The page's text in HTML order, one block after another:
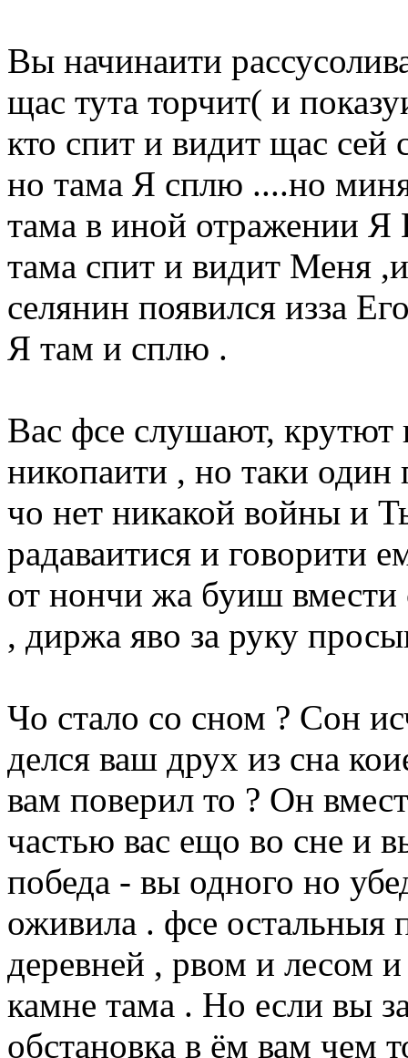
Вы начинаити
щас тута торчит( и
кто спит и видит щас сей
но тама Я сплю ....но
тама в иной отражении
тама спит и видит Меня
селянин появился изза
Я там и сплю .
Вас фсе слушают, крутют
никопаити , но таки один
чо нет никакой войны и
радаваитися и говорити
от нончи жа буиш
, диржа яво за руку
Чо стало со сном ? Сон
делся ваш друх из сна
вам поверил то ? Он
частью вас ещо во сне и
победа - вы одного но
оживила . фсе остальныя
деревней , рвом и лесом
камне тама . Но если вы
обстановка в ём вам чем